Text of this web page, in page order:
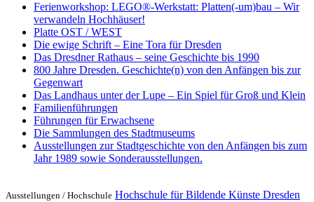
Ferienworkshop: LEGO®-Werkstatt: Platten(-um)bau – Wir
verwandeln Hochhäuser!
Platte OST / WEST
Die ewige Schrift – Eine Tora für Dresden
Das Dresdner Rathaus – seine Geschichte bis 1990
800 Jahre Dresden. Geschichte(n) von den Anfängen bis zur
Gegenwart
Das Landhaus unter der Lupe – Ein Spiel für Groß und Klein
Familienführungen
Führungen für Erwachsene
Die Sammlungen des Stadtmuseums
Ausstellungen zur Stadtgeschichte von den Anfängen bis zum
Jahr 1989 sowie Sonderausstellungen.
Ausstellungen / Hochschule Hochschule für Bildende Künste Dresden